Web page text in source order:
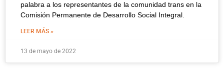
palabra a los representantes de la comunidad trans en la
Comisión Permanente de Desarrollo Social Integral.
LEER MÁS »
13 de mayo de 2022